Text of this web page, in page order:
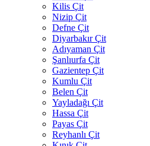
Kilis Çit
Nizip Çit
Defne Çit
Diyarbakır Çit
Adıyaman Çit
Şanlıurfa Çit
Gazientep Çit
Kumlu Çit
Belen Çit
Yayladağı Çit
Hassa Çit
Payas Çit
Reyhanlı Çit